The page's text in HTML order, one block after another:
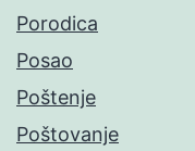
Porodica
Posao
Poštenje
Poštovanje